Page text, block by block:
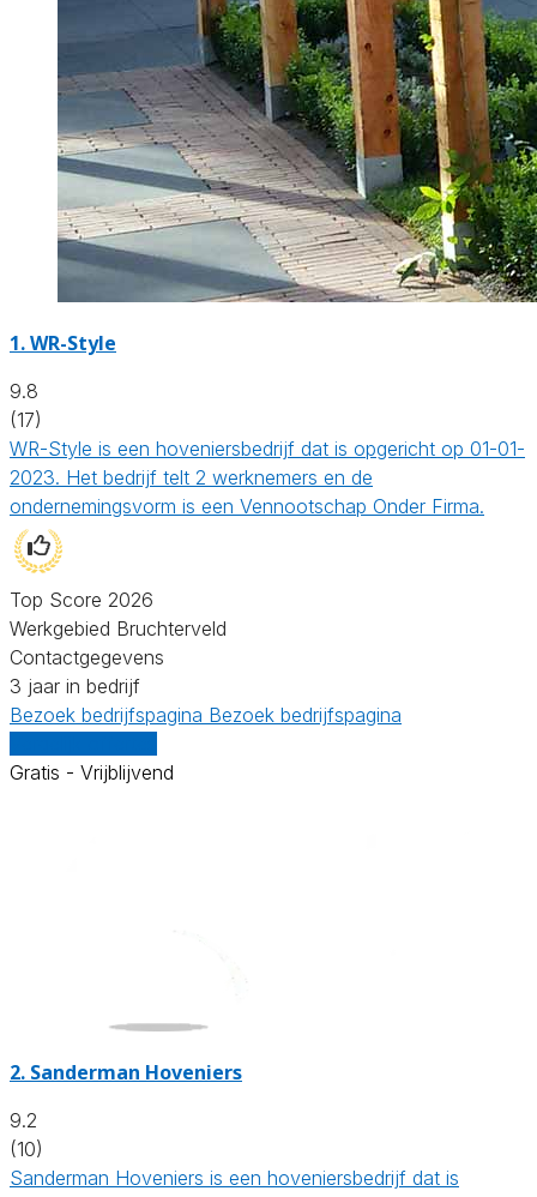
1.WR-Style
9.8
(17)
WR-Style is een hoveniersbedrijf dat is opgericht op 01-01-
2023. Het bedrijf telt 2 werknemers en de
ondernemingsvorm is een Vennootschap Onder Firma.
Top Score 2026
Werkgebied Bruchterveld
Contactgegevens
3 jaar in bedrijf
Bezoek bedrijfspagina Bezoek bedrijfspagina
Gratis - Vrijblijvend
2. Sanderman Hoveniers
9.2
(10)
Sanderman Hoveniers is een hoveniersbedrijf dat is